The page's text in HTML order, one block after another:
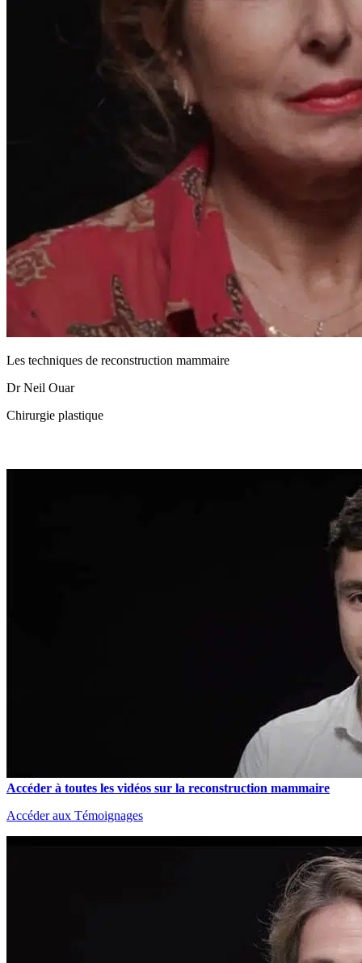
Les techniques de reconstruction mammaire
Dr Neil Ouar
Chirurgie plastique
Accéder à toutes les vidéos sur la reconstruction mammaire
Accéder aux Témoignages